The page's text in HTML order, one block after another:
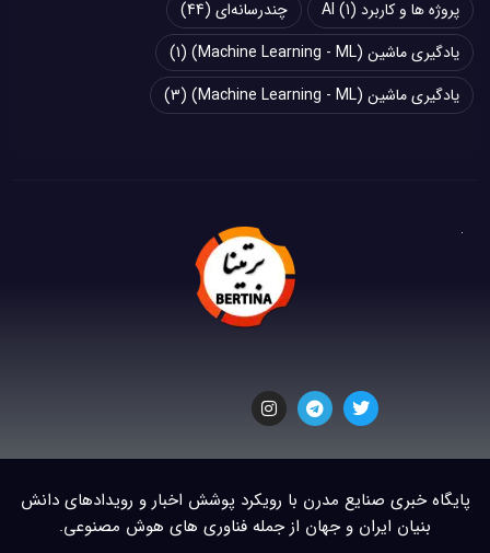
پروژه ها و کاربرد AI (1) چند‌‌رسانه‌ای (44)
یادگیری ماشین (Machine Learning - ML)
(1)
یادگیری ماشین (Machine Learning - ML)
(3)
پایگاه خبری صنایع مدرن با رویکرد پوشش اخبار و رویدادهای دانش
بنیان ایران و جهان از جمله فناوری های هوش مصنوعی.